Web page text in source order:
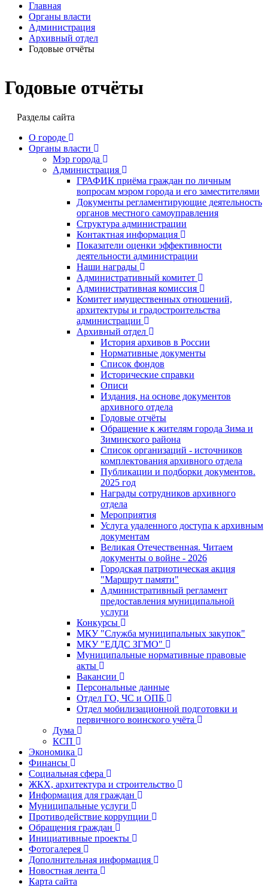
Годовые отчёты
Разделы сайта
О городе
Органы власти
Мэр города
Администрация
ГРАФИК приёма граждан по личным
вопросам мэром города и его заместителями
Документы регламентирующие деятельность
органов местного самоуправления
Структура администрации
Контактная информация
Показатели оценки эффективности
деятельности администрации
Наши награды
Административный комитет
Административная комиссия
Комитет имущественных отношений,
архитектуры и градостроительства
администрации
Архивный отдел
История архивов в России
Нормативные документы
Список фондов
Исторические справки
Описи
Издания, на основе документов
архивного отдела
Годовые отчёты
Обращение к жителям города Зима и
Зиминского района
Список организаций - источников
комплектования архивного отдела
Публикации и подборки документов.
2025 год
Награды сотрудников архивного
отдела
Мероприятия
Услуга удаленного доступа к архивным
документам
Великая Отечественная. Читаем
документы о войне - 2026
Городская патриотическая акция
"Маршрут памяти"
Административный регламент
предоставления муниципальной
услуги
Конкурсы
МКУ "Служба муниципальных закупок"
МКУ "ЕДДС ЗГМО"
Муниципальные нормативные правовые
акты
Вакансии
Персональные данные
Отдел ГО, ЧС и ОПБ
Отдел мобилизационной подготовки и
первичного воинского учёта
Дума
КСП
Экономика
Финансы
Социальная сфера
ЖКХ, архитектура и строительство
Информация для граждан
Муниципальные услуги
Противодействие коррупции
Обращения граждан
Инициативные проекты
Фотогалерея
Дополнительная информация
Новостная лента
Карта сайта
Главная
Органы власти
Администрация
Архивный отдел
Годовые отчёты